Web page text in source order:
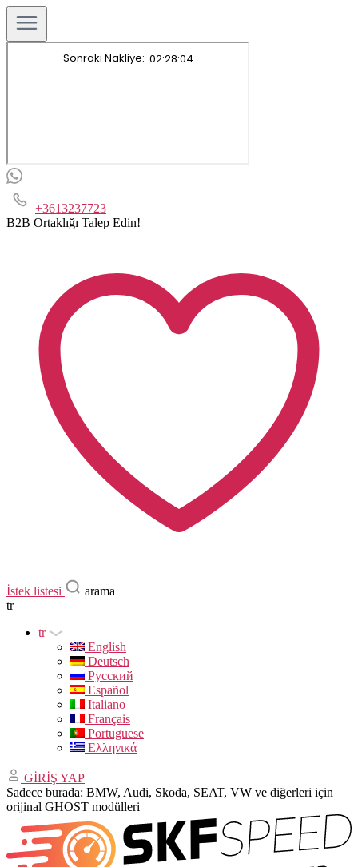
+3613237723
B2B Ortaklığı Talep Edin!
İstek listesi
arama
tr
tr
English
Deutsch
Русский
Español
Italiano
Français
Portuguese
Ελληνικά
GİRİŞ YAP
Sadece burada: BMW, Audi, Skoda, SEAT, VW ve diğerleri için
orijinal GHOST modülleri